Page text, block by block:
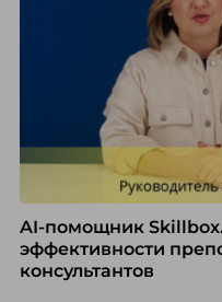
AI-помощник
эффективности
консультантов